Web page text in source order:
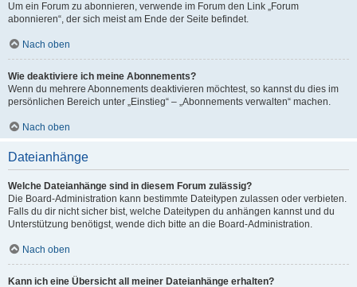
Um ein Forum zu abonnieren, verwende im Forum den Link „Forum
abonnieren“, der sich meist am Ende der Seite befindet.
Nach oben
Wie deaktiviere ich meine Abonnements?
Wenn du mehrere Abonnements deaktivieren möchtest, so kannst du dies im
persönlichen Bereich unter „Einstieg“ – „Abonnements verwalten“ machen.
Nach oben
Dateianhänge
Welche Dateianhänge sind in diesem Forum zulässig?
Die Board-Administration kann bestimmte Dateitypen zulassen oder verbieten.
Falls du dir nicht sicher bist, welche Dateitypen du anhängen kannst und du
Unterstützung benötigst, wende dich bitte an die Board-Administration.
Nach oben
Kann ich eine Übersicht all meiner Dateianhänge erhalten?